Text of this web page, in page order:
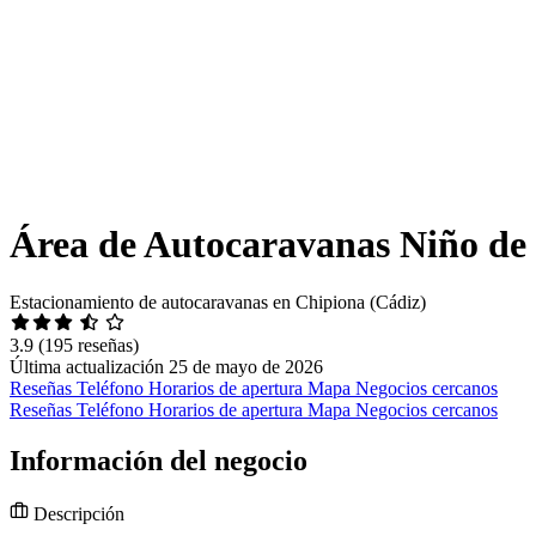
Área de Autocaravanas Niño
Estacionamiento de autocaravanas en Chipiona (Cádiz)
3.9 (195 reseñas)
Última actualización 25 de mayo de 2026
Reseñas Teléfono Horarios de apertura Mapa Negocios cercanos
Reseñas Teléfono Horarios de apertura Mapa Negocios cercanos
Información del negocio
Descripción